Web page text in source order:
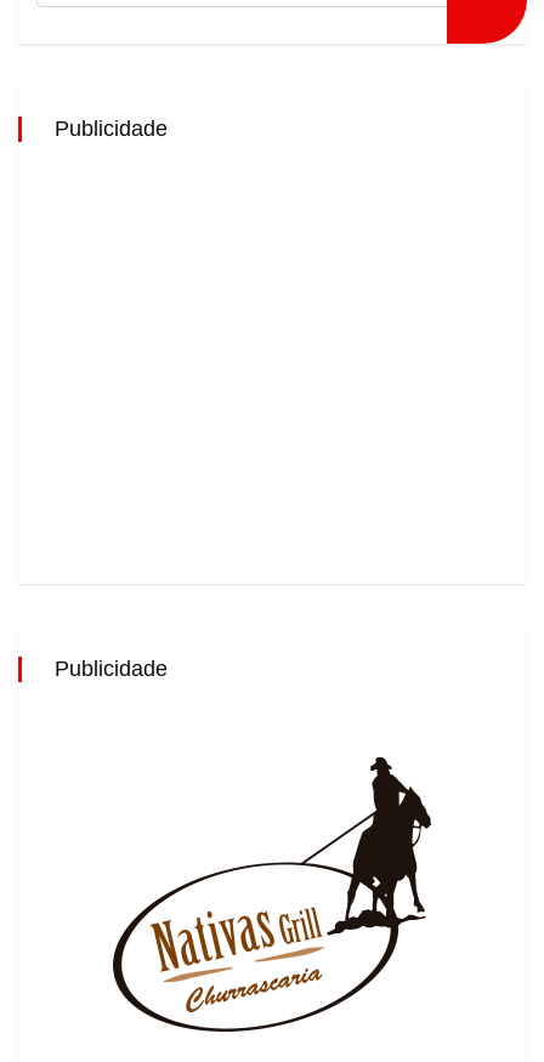
Publicidade
Publicidade